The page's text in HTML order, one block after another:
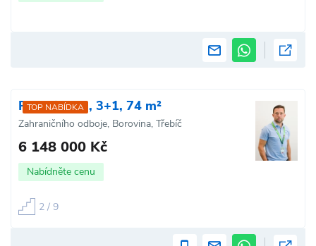
TOP NABÍDKA
Prodej bytu, 3+1, 74 m²
Zahraničního odboje, Borovina, Třebíč
6 148 000 Kč
Nabídněte cenu
2 / 9